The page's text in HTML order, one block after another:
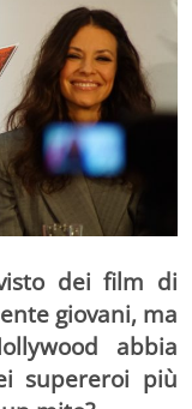
dei film di
giovani, ma
abbia
supereroi più